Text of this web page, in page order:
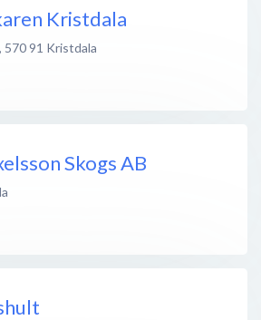
Kristdala
, 570 91 Kristdala
Skogs AB